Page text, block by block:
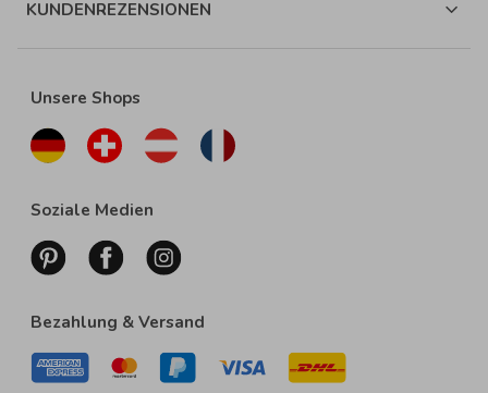
KUNDENREZENSIONEN
Unsere Shops
Soziale Medien
Bezahlung & Versand